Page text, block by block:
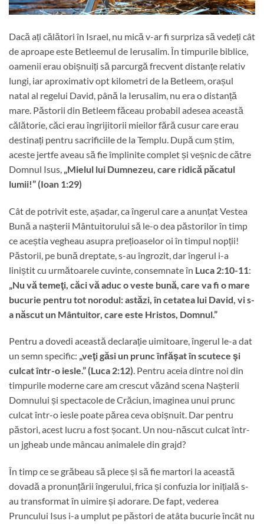
Dacă ați călători în Israel, nu mică v-ar fi surpriza să vedeți cât
de aproape este Betleemul de Ierusalim. În timpurile biblice,
oamenii erau obișnuiți să parcurgă frecvent distanțe relativ
lungi, iar aproximativ opt kilometri de la Betleem, orașul
natal al regelui David, până la Ierusalim, nu era o distanță
mare. Păstorii din Betleem făceau probabil adesea această
călătorie, căci erau îngrijitorii mieilor fără cusur care erau
destinați pentru sacrificiile de la Templu. După cum știm,
aceste jertfe aveau să fie împlinite complet și veșnic de către
Domnul Isus, „Mielul lui Dumnezeu, care ridică păcatul
lumii!” (Ioan 1:29)
Cât de potrivit este, așadar, ca îngerul care a anunțat Vestea
Bună a nașterii Mântuitorului să le-o dea păstorilor în timp
ce aceștia vegheau asupra prețioaselor oi în timpul nopții!
Păstorii, pe bună dreptate, s-au îngrozit, dar îngerul i-a
liniștit cu următoarele cuvinte, consemnate în Luca 2:10-11:
„ Nu vă temeţi, căci vă aduc o veste bună, care va fi o mare
bucurie pentru tot norodul: astăzi, în cetatea lui David, vi s-
a născut un Mântuitor, care este Hristos, Domnul.”
Pentru a dovedi această declarație uimitoare, îngerul le-a dat
un semn specific: „veţi găsi un prunc înfăşat în scutece şi
culcat într-o iesle.” (Luca 2:12). Pentru aceia dintre noi din
timpurile moderne care am crescut văzând scena Nașterii
Domnului și spectacole de Crăciun, imaginea unui prunc
culcat într-o iesle poate părea ceva obișnuit. Dar pentru
păstori, acest lucru a fost șocant. Un nou-născut culcat într-
un jgheab unde mâncau animalele din grajd?
În timp ce se grăbeau să plece și să fie martori la această
dovadă a pronunțării îngerului, frica și confuzia lor inițială s-
au transformat în uimire și adorare. De fapt, vederea
Pruncului Isus i-a umplut pe păstori de atâta bucurie încât nu